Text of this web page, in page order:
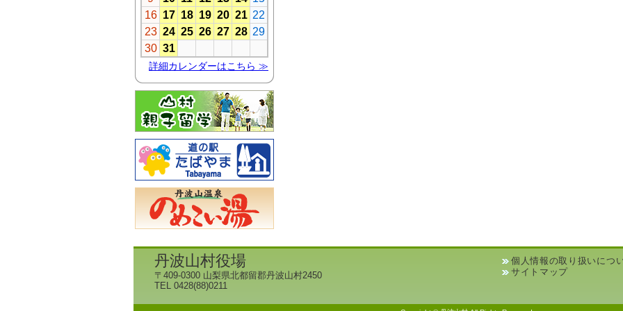
丹波山村役場
〒409-0300 山梨県北都留郡丹波山村2450
TEL 0428(88)0211
個人情報の取り扱いにつ
サイトマップ